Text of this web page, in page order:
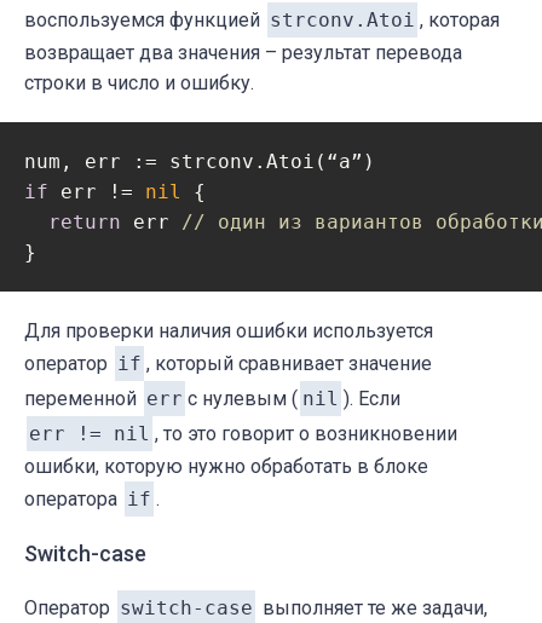
воспользуемся функцией strconv.Atoi , которая
возвращает два значения – результат перевода
строки в число и ошибку.
if err != nil
{
return err // один из вариантов
Для проверки наличия ошибки используется
оператор if , который сравнивает значение
переменной err с нулевым ( nil ). Если
err != nil , то это говорит о возникновении
ошибки, которую нужно обработать в блоке
оператора if .
Switch-case
Оператор switch-case выполняет те же задачи,